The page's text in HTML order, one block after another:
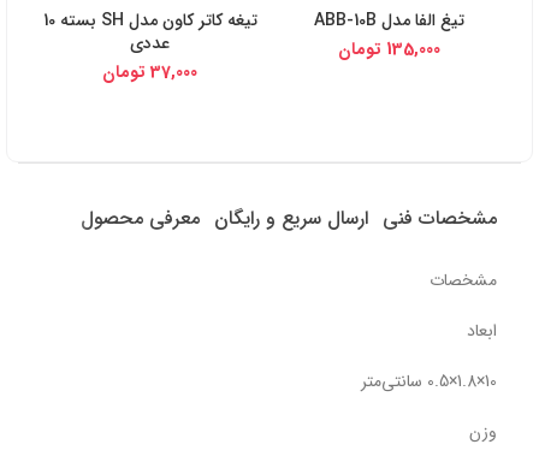
تیغ الفا مدل ABB-10B
135,000 تومان
تیغه کاتر کاون مدل SH بسته 10
عددی
37,000 تومان
مشخصات فنی ارسال سریع و رایگان معرفی محصول
مشخصات
ابعاد
10×1.8×0.5 سانتی‌متر
وزن